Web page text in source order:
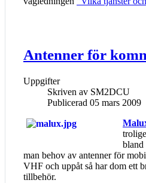
Antenner för
Uppgifter
Skriven av SM2DCU
Publicerad 05 mars 2009
bland
man behov av antenner för
VHF och uppåt så har dom ett
tillbehör.